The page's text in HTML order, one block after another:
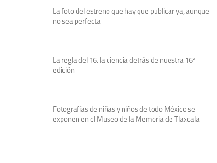
La foto del estreno que hay que publicar ya, aunque
no sea perfecta
La regla del 16: la ciencia detrás de nuestra 16ª
edición
Fotografías de niñas y niños de todo México se
exponen en el Museo de la Memoria de Tlaxcala